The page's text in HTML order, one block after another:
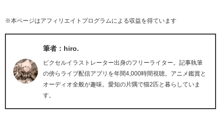
※本ページはアフィリエイトプログラムによる収益を得ています
筆者：hiro.
ピクセルイラストレーター出身のフリーライター。記事執筆
の傍らライブ配信アプリを年間4,000時間視聴。アニメ鑑賞と
オーディオ全般が趣味。愛知の片隅で猫2匹と暮らしていま
す。